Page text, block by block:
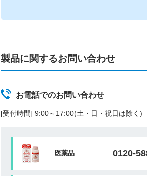
製品に関するお問い合わせ
お電話でのお問い合わせ
[受付時間] 9:00～17:00(土・日・祝日は除く)
医薬品 0120-